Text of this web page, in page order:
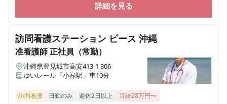
詳細を見る
訪問看護ステーション ピース 沖縄
准看護師正社員（常勤）
沖縄県豊見城市高安413-1 306
ゆいレール「小禄駅」車10分
訪問看護 日勤のみ 週休2日以上 月給28万円〜